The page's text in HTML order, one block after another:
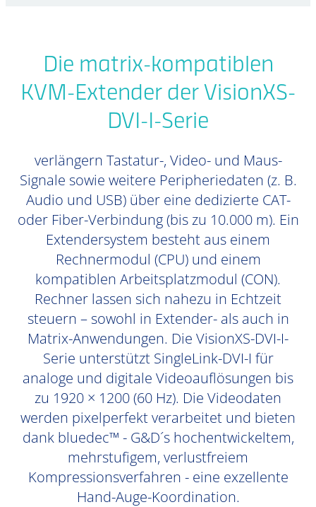
Die matrix-kompatiblen
KVM-Extender der VisionXS-
DVI-I-Serie
verlängern Tastatur-, Video- und Maus-
Signale sowie weitere Peripheriedaten (z. B.
Audio und USB) über eine dedizierte CAT-
oder Fiber-Verbindung (bis zu 10.000 m). Ein
Extendersystem besteht aus einem
Rechnermodul (CPU) und einem
kompatiblen Arbeitsplatzmodul (CON).
Rechner lassen sich nahezu in Echtzeit
steuern – sowohl in Extender- als auch in
Matrix-Anwendungen. Die VisionXS-DVI-I-
Serie unterstützt SingleLink-DVI-I für
analoge und digitale Videoauflösungen bis
zu 1920 × 1200 (60 Hz). Die Videodaten
werden pixelperfekt verarbeitet und bieten
dank bluedec™ - G&D´s hochentwickeltem,
mehrstufigem, verlustfreiem
Kompressionsverfahren - eine exzellente
Hand-Auge-Koordination.